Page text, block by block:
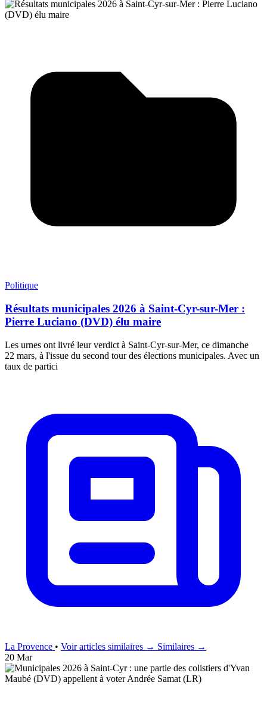
Politique
Résultats municipales 2026 à Saint-Cyr-sur-Mer :
Pierre Luciano (DVD) élu maire
Les urnes ont livré leur verdict à Saint-Cyr-sur-Mer, ce dimanche
22 mars, à l'issue du second tour des élections municipales. Avec un
taux de partici
La Provence • Voir articles similaires → Similaires →
20 Mar